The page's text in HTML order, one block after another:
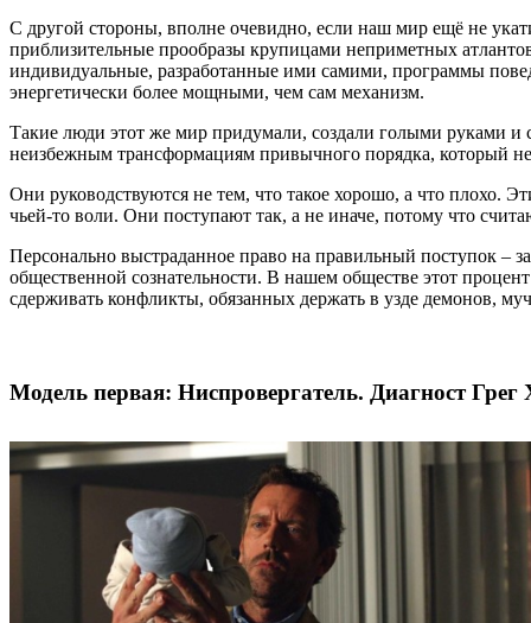
С другой стороны, вполне очевидно, если наш мир ещё не
приблизительные прообразы крупицами неприметных
индивидуальные, разработанные ими самими, программы
энергетически более мощными, чем сам механизм.
Такие люди этот же мир придумали, создали голыми руками и
неизбежным трансформациям привычного порядка, который
Они руководствуются не тем, что такое хорошо, а что плохо.
чьей-то воли. Они поступают так, а не иначе, потому что
Персонально выстраданное право на правильный поступок –
общественной сознательности. В нашем обществе этот
сдерживать конфликты, обязанных держать в узде демонов,
Модель первая: Ниспровергатель. Диагност Грег